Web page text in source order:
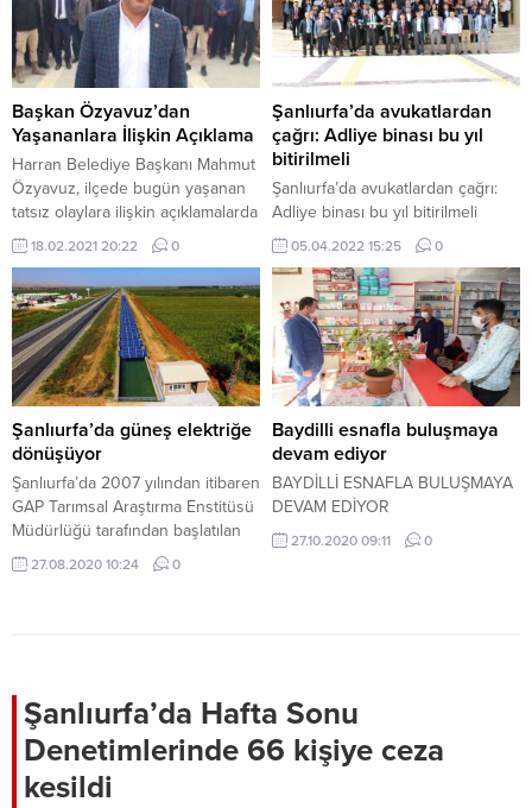
Dakak’ın attığı golle 1-0 öne geçti.
İlk yarı bu skorla tamamlanırken,
ikinci yarıda Ankaspor kontra
ataktan bulduğu golle eşitliği
sağladı. Maçın uzatma
dakikalarında...
Başkan Özyavuz’dan
Yaşananlara İlişkin Açıklama
Harran Belediye Başkanı Mahmut
Özyavuz, ilçede bugün yaşanan
tatsız olaylara ilişkin açıklamalarda
bulundu.
18.02.2021 20:22 0
Şanlıurfa’da avukatlardan
çağrı: Adliye binası bu yıl
bitirilmeli
Şanlıurfa’da avukatlardan çağrı:
Adliye binası bu yıl bitirilmeli
05.04.2022 15:25 0
Şanlıurfa’da güneş elektriğe
dönüşüyor
Şanlıurfa’da 2007 yılından itibaren
GAP Tarımsal Araştırma Enstitüsü
Müdürlüğü tarafından başlatılan
Güneş Enerjisi Santralleri (GES)
27.08.2020 10:24 0
Baydilli esnafla buluşmaya
devam ediyor
BAYDİLLİ ESNAFLA BULUŞMAYA
DEVAM EDİYOR
27.10.2020 09:11 0
Şanlıurfa’da Hafta Sonu
Denetimlerinde 66 kişiye ceza
kesildi